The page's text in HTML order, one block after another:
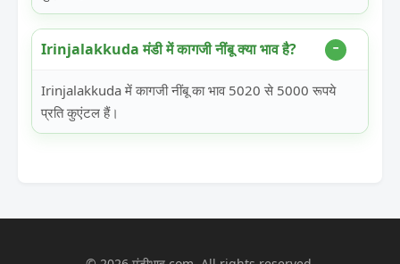
Irinjalakkuda मंडी में कागजी नींबू क्या भाव है?
Irinjalakkuda में कागजी नींबू का भाव 5020 से 5000 रूपये
प्रति कुएंटल हैं।